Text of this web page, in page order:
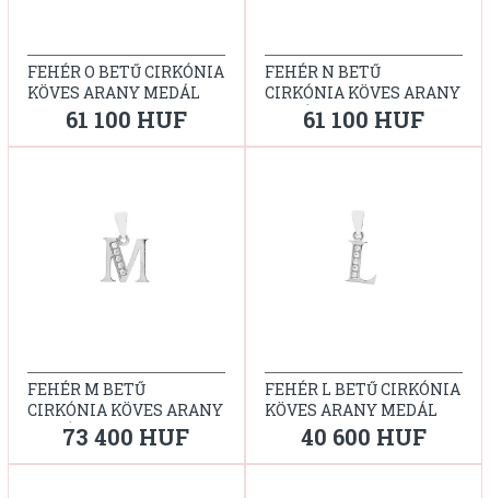
FEHÉR O BETŰ CIRKÓNIA
KÖVES ARANY MEDÁL
61 100 HUF
FEHÉR N BETŰ
CIRKÓNIA KÖVES ARANY
MEDÁL61 100 HUF
FEHÉR M BETŰ
CIRKÓNIA KÖVES ARANY
MEDÁL73 400 HUF
FEHÉR L BETŰ CIRKÓNIA
KÖVES ARANY MEDÁL
40 600 HUF